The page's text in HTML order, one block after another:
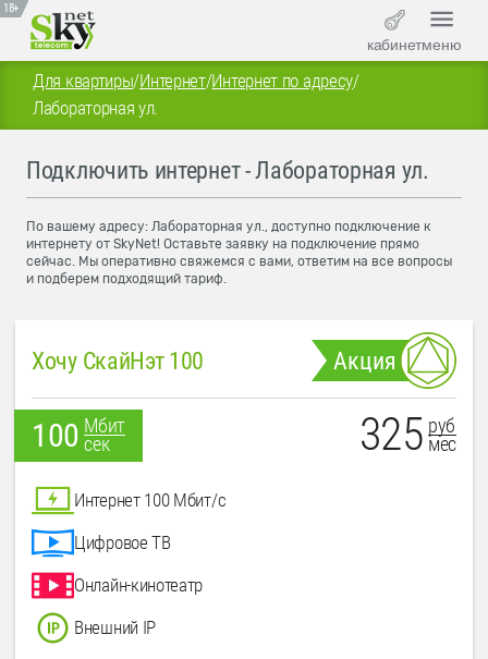
18+
кабинетменю
Для квартиры/Интернет/Интернет по адресу/
Лабораторная ул.
Подключить интернет - Лабораторная ул.
По вашему адресу: Лабораторная ул., доступно подключение к
интернету от SkyNet! Оставьте заявку на подключение прямо
сейчас. Мы оперативно свяжемся с вами, ответим на все вопросы
и подберем подходящий тариф.
Хочу СкайНэт 100 Акция
100 Мбит
сек
325 руб
мес
Интернет 100 Мбит/с
Цифровое ТВ
Онлайн-кинотеатр
Внешний IP